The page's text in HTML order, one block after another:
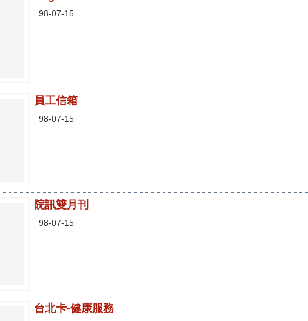
98-07-15
員工信箱
98-07-15
院訊雙月刊
98-07-15
台北卡-健康服務